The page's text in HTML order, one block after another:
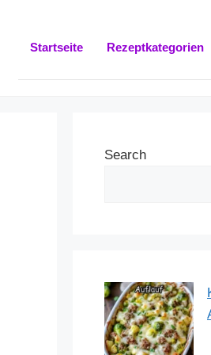
Startseite Rezeptkategorien
Search